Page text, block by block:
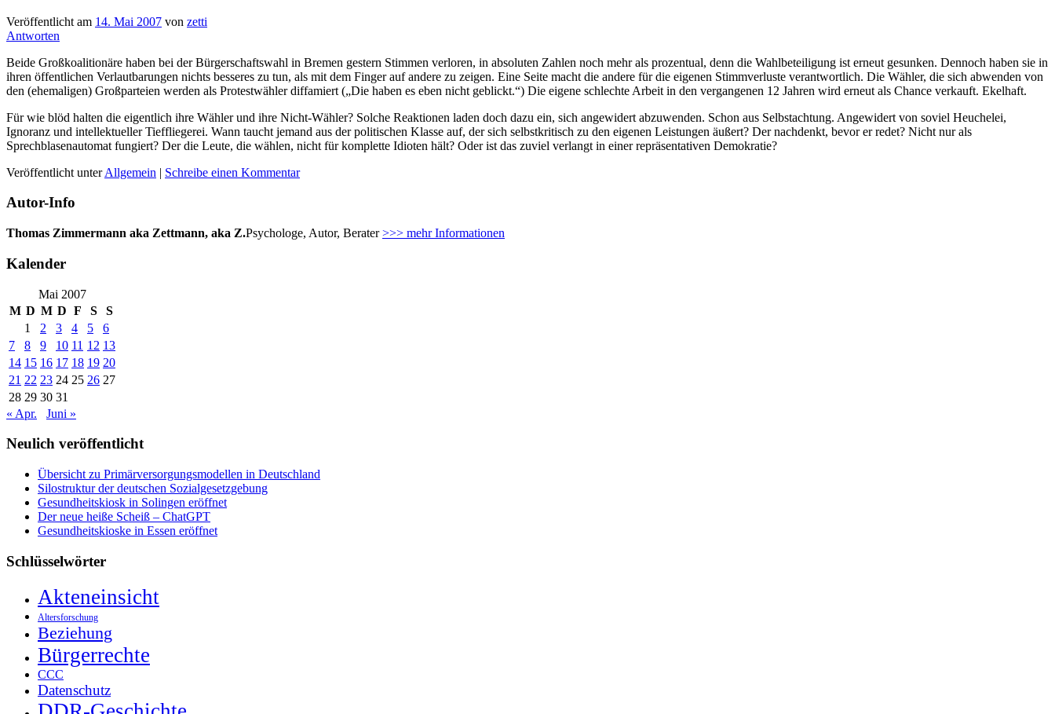
Veröffentlicht am 14. Mai 2007 von zetti
Antworten
Beide Großkoalitionäre haben bei der Bürgerschaftswahl in Bremen gestern Stimmen verloren, in absoluten Zahlen noch mehr als prozentual, denn die Wahlbeteiligung ist erneut gesunken. Dennoch haben sie in
ihren öffentlichen Verlautbarungen nichts besseres zu tun, als mit dem Finger auf andere zu zeigen. Eine Seite macht die andere für die eigenen Stimmverluste verantwortlich. Die Wähler, die sich abwenden von
den (ehemaligen) Großparteien werden als Protestwähler diffamiert („Die haben es eben nicht geblickt.“) Die eigene schlechte Arbeit in den vergangenen 12 Jahren wird erneut als Chance verkauft. Ekelhaft.
Für wie blöd halten die eigentlich ihre Wähler und ihre Nicht-Wähler? Solche Reaktionen laden doch dazu ein, sich angewidert abzuwenden. Schon aus Selbstachtung. Angewidert von soviel Heuchelei,
Ignoranz und intellektueller Tieffliegerei. Wann taucht jemand aus der politischen Klasse auf, der sich selbstkritisch zu den eigenen Leistungen äußert? Der nachdenkt, bevor er redet? Nicht nur als
Sprechblasenautomat fungiert? Der die Leute, die wählen, nicht für komplette Idioten hält? Oder ist das zuviel verlangt in einer repräsentativen Demokratie?
Veröffentlicht unter Allgemein | Schreibe einen Kommentar
Autor-Info
Thomas Zimmermann aka Zettmann, aka Z.Psychologe, Autor, Berater>>> mehr Informationen
Kalender
Mai 2007
M D M D F S
S
1
2 3 4 5
6
7
8 9 10 11 12 13
14 15 16 17 18 19 20
21 22 23 24 25 26 27
28 29 30 31
« Apr.
Juni »
Neulich veröffentlicht
Übersicht zu Primärversorgungsmodellen in Deutschland
Silostruktur der deutschen Sozialgesetzgebung
Gesundheitskiosk in Solingen eröffnet
Der neue heiße Scheiß – ChatGPT
Gesundheitskioske in Essen eröffnet
Schlüsselwörter
Akteneinsicht
Altersforschung
Beziehung
Bürgerrechte
CCC
Datenschutz